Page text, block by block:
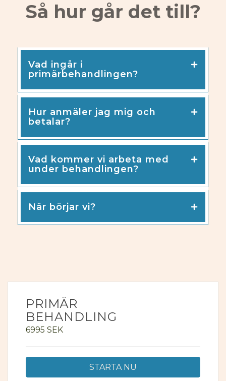
Så hur går det till?
Vad ingår i
primärbehandlingen?
Hur anmäler jag mig och
betalar?
Vad kommer vi arbeta med
under behandlingen?
När börjar vi?
PRIMÄR
BEHANDLING
6995 SEK
STARTA NU